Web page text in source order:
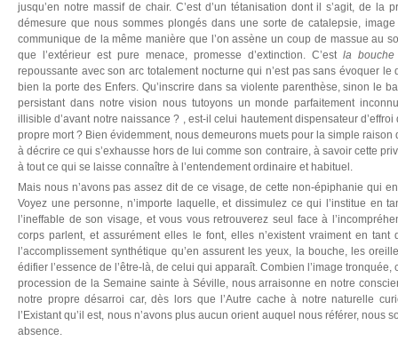
jusqu’en notre massif de chair. C’est d’un tétanisation dont il s’agit, de la
démesure que nous sommes plongés dans une sorte de catalepsie,
communique de la même manière que l’on assène un coup de massue au
que l’extérieur est pure menace, promesse d’extinction. C’est la bouche
repoussante avec son arc totalement nocturne qui n’est pas sans évoquer
bien la porte des Enfers. Qu’inscrire dans sa violente parenthèse, sinon le
persistant dans notre vision nous tutoyons un monde parfaitement
illisible d’avant notre naissance ? , est-il celui hautement dispensateur
propre mort ? Bien évidemment, nous demeurons muets pour la simple
à décrire ce qui s’exhausse hors de lui comme son contraire, à savoir cette
à tout ce qui se laisse connaître à l’entendement ordinaire et habituel.
Mais nous n’avons pas assez dit de ce visage, de cette non-épiphanie qui
Voyez une personne, n’importe laquelle, et dissimulez ce qui l’institue en
l’ineffable de son visage, et vous vous retrouverez seul face à
corps parlent, et assurément elles le font, elles n’existent vraiment en tant
l’accomplissement synthétique qu’en assurent les yeux, la bouche, les
édifier l’essence de l’être-là, de celui qui apparaît. Combien l’image
procession de la Semaine sainte à Séville, nous arraisonne en notre
notre propre désarroi car, dès lors que l’Autre cache à notre naturelle
l’Existant qu’il est, nous n’avons plus aucun orient auquel nous référer, nous
absence.